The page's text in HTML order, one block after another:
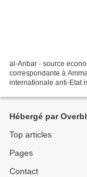
al-Anbar - source
correspondante à
internationale anti-Etat
Hébergé par
Top articles
Pages
Contact